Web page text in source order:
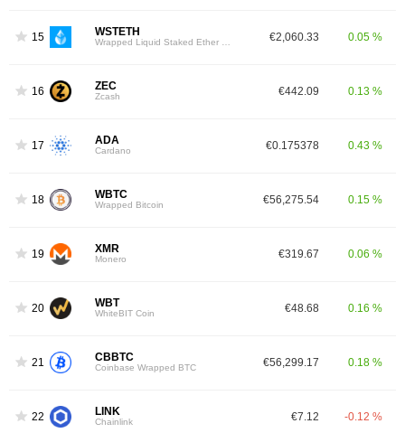
15 WSTETH €2,060.33 0.05 %
16 ZEC
Zcash €442.09 0.13 %
17 ADA
Cardano €0.175378 0.43 %
18 WBTC
Wrapped Bitcoin €56,275.54 0.15 %
19 XMR
Monero €319.67 0.06 %
20 WBT
WhiteBIT Coin €48.68 0.16 %
21 CBBTC
Coinbase Wrapped BTC €56,299.17 0.18 %
22 LINK
Chainlink €7.12 -0.12 %